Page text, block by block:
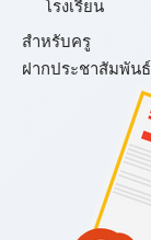
โรงเรียน
สำหรับครู
ฝากประชาสัมพันธ์